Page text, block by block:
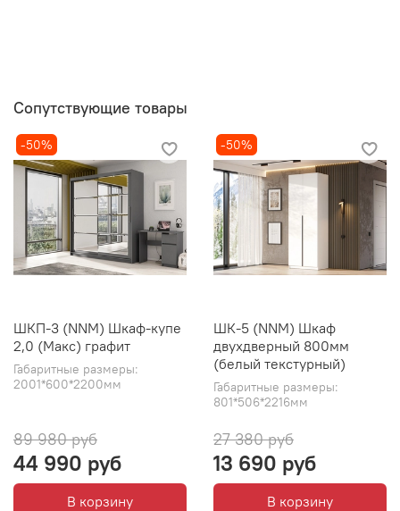
Сопутствующие товары
-50%
ШКП-3 (NNM) Шкаф-купе
2,0 (Макс) графит
Габаритные размеры:
2001*600*2200мм
89 980 руб
44 990 руб
В корзину
-50%
ШК-5 (NNM) Шкаф
двухдверный 800мм
(белый текстурный)
Габаритные размеры:
801*506*2216мм
27 380 руб
13 690 руб
В корзину